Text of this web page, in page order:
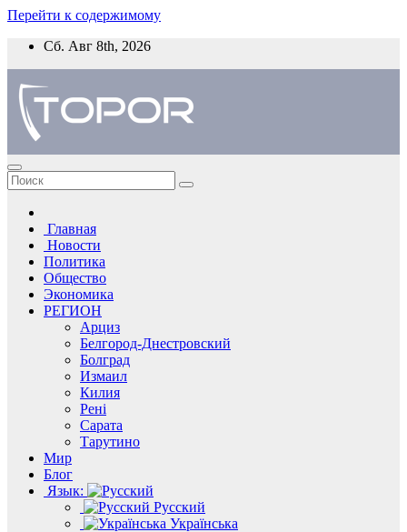
Перейти к содержимому
Сб. Авг 8th, 2026
Главная
Новости
Политика
Общество
Экономика
РЕГИОН
Арциз
Белгород-Днестровский
Болград
Измаил
Килия
Рені
Сарата
Тарутино
Мир
Блог
Язык:
Русский
Українська